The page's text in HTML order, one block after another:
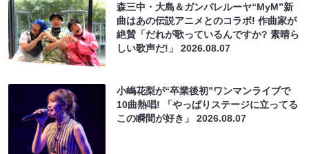
森三中・大島＆ガンバレルーヤ“MyM”新
曲はあの伝説アニメとのコラボ! 作曲家が
絶賛「だれが歌っているんですか? 素晴ら
しい歌声だ!」2026.08.07
小嶋花梨が“卒業後初”ワンマンライブで
10曲熱唱! 「やっぱりステージに立ってる
この瞬間が好き」2026.08.07